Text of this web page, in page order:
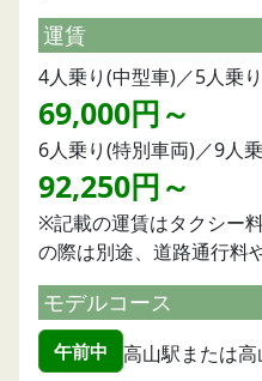
運賃
4人乗り(中型車)／5人乗
69,000円～
6人乗り(特別車両)／9人
92,250円～
※記載の運賃はタクシー
の際は別途、道路通行料
モデルコース
午前中
高山駅または